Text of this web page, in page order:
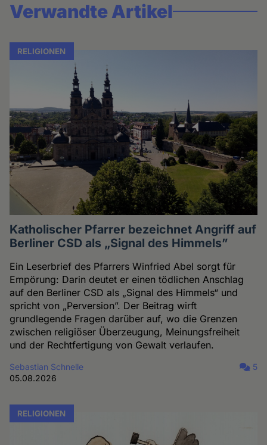
Verwandte Artikel
RELIGIONEN
Katholischer Pfarrer bezeichnet Angriff auf
Berliner CSD als „Signal des Himmels”
Ein Leserbrief des Pfarrers Winfried Abel sorgt für
Empörung: Darin deutet er einen tödlichen Anschlag
auf den Berliner CSD als „Signal des Himmels“ und
spricht von „Perversion”. Der Beitrag wirft
grundlegende Fragen darüber auf, wo die Grenzen
zwischen religiöser Überzeugung, Meinungsfreiheit
und der Rechtfertigung von Gewalt verlaufen.
Sebastian Schnelle
05.08.2026
5
RELIGIONEN